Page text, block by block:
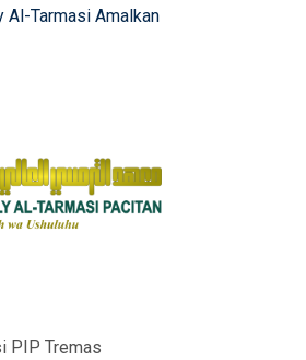
Al-Tarmasi Amalkan
PIP Tremas